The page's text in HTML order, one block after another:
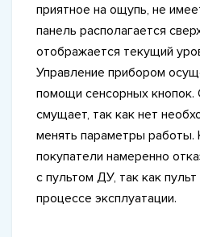
приятное на ощупь, не
панель располагается
отображается текущий
Управление прибором
помощи сенсорных кнопок.
смущает, так как нет
менять параметры работы.
покупатели намеренно
с пультом ДУ, так как
процессе эксплуатации.